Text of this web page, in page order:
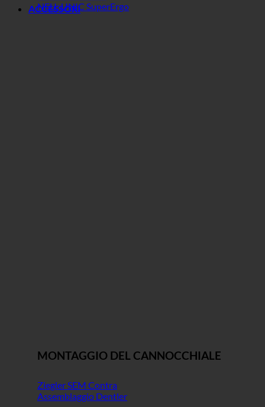
NEU: UNIC SuperErgo
ACCESSORI
MONTAGGIO DEL CANNOCCHIALE
Ziegler SEM Contra
Assemblaggio Dentler